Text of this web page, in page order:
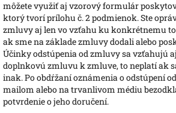
môžete využiť aj vzorový formulár
ktorý tvorí prílohu č. 2 podmienok. Ste
zmluvy aj len vo vzťahu ku konkrétnemu
ak sme na základe zmluvy dodali alebo
Účinky odstúpenia od zmluvy sa vzťahujú
doplnkovú zmluvu k zmluve, to neplatí ak
inak. Po obdŕžaní oznámenia o odstúpení
mailom alebo na trvanlivom médiu
potvrdenie o jeho doručení.